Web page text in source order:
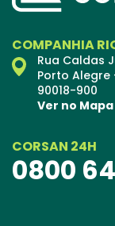
COMPANHIA
Rua Caldas
Porto Alegre
90018-900
Ver no Mapa
CORSAN 24H
0800